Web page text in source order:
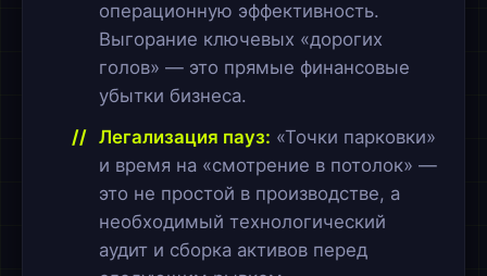
операционную эффективность.
Выгорание ключевых «дорогих
голов» — это прямые финансовые
убытки бизнеса.
Легализация пауз: «Точки парковки»
и время на «смотрение в потолок» —
это не простой в производстве, а
необходимый технологический
аудит и сборка активов перед